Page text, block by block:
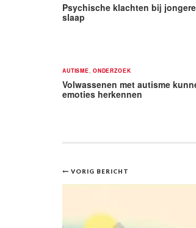
Psychische klachten bij
slaap
AUTISME ONDERZOEK
Volwassenen met autisme
emoties herkennen
Bericht
VORIG BERICHT